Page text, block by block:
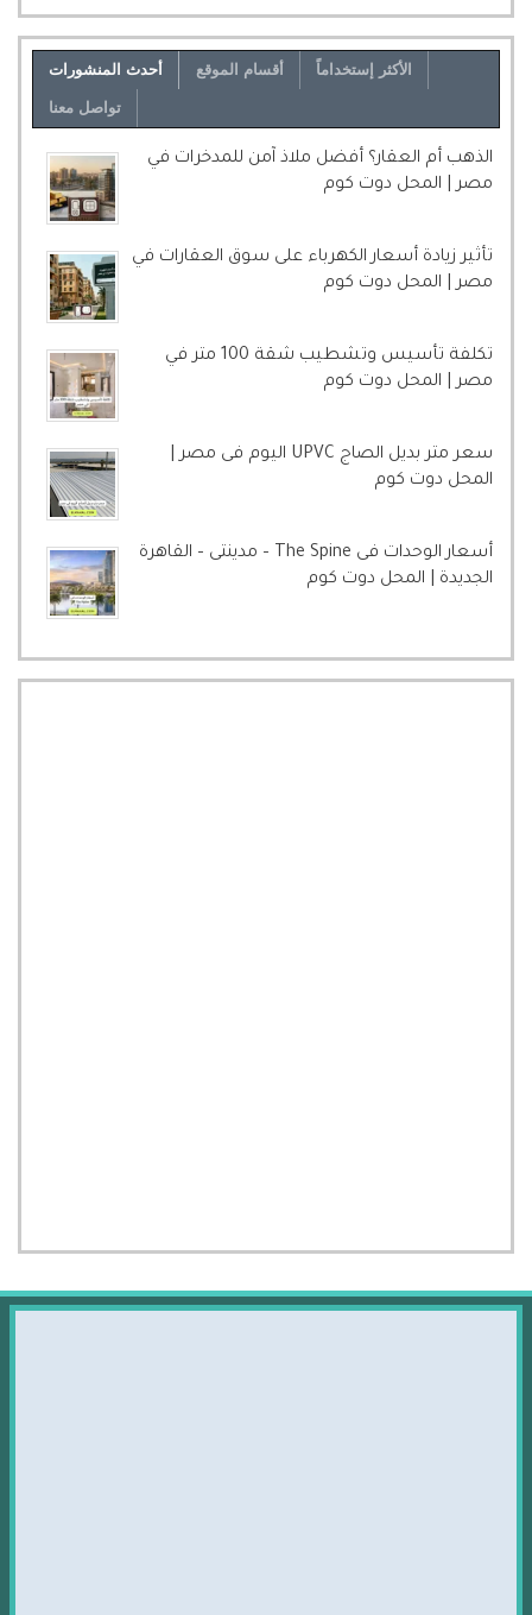
أحدث المنشورات أقسام الموقع الأكثر إستخداماً
تواصل معنا
الذهب أم العقار؟ أفضل ملاذ آمن للمدخرات في
مصر | المحل دوت كوم
تأثير زيادة أسعار الكهرباء على سوق العقارات في
مصر | المحل دوت كوم
تكلفة تأسيس وتشطيب شقة 100 متر في
مصر | المحل دوت كوم
سعر متر بديل الصاج UPVC اليوم فى مصر |
المحل دوت كوم
أسعار الوحدات فى The Spine – مدينتى – القاهرة
الجديدة | المحل دوت كوم